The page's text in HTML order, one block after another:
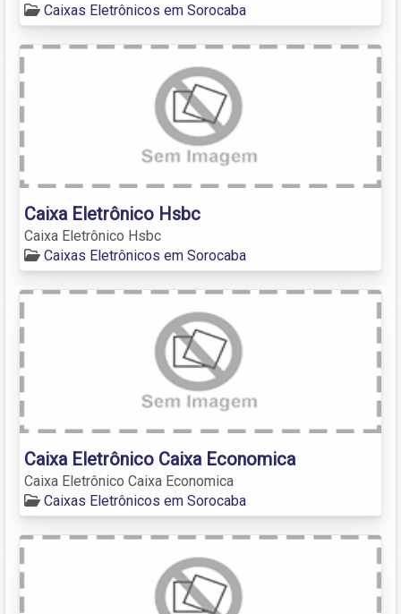
Caixas Eletrônicos em Sorocaba
Caixa Eletrônico Hsbc
Caixa Eletrônico Hsbc
Caixas Eletrônicos em Sorocaba
Caixa Eletrônico Caixa Economica
Caixa Eletrônico Caixa Economica
Caixas Eletrônicos em Sorocaba